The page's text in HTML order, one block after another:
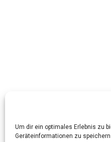
Um dir ein optimales Erlebnis zu
Geräteinformationen zu
98528 Suhl